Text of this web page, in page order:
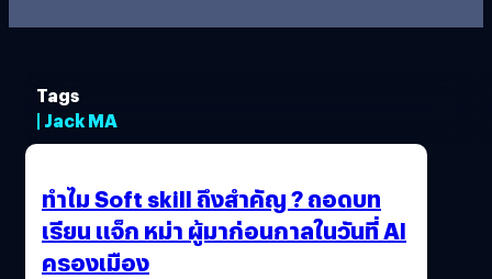
Tags
| Jack MA
ทำไม Soft skill ถึงสำคัญ ? ถอดบท
เรียน แจ็ก หม่า ผู้มาก่อนกาลในวันที่ AI
ครองเมือง